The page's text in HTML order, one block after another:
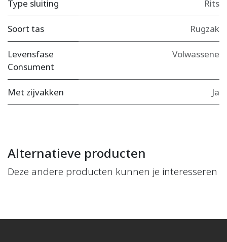
Type sluiting Rits
Soort tas Rugzak
Levensfase
Consument
Volwassene
Met zijvakken Ja
Alternatieve producten
Deze andere producten kunnen je interesseren